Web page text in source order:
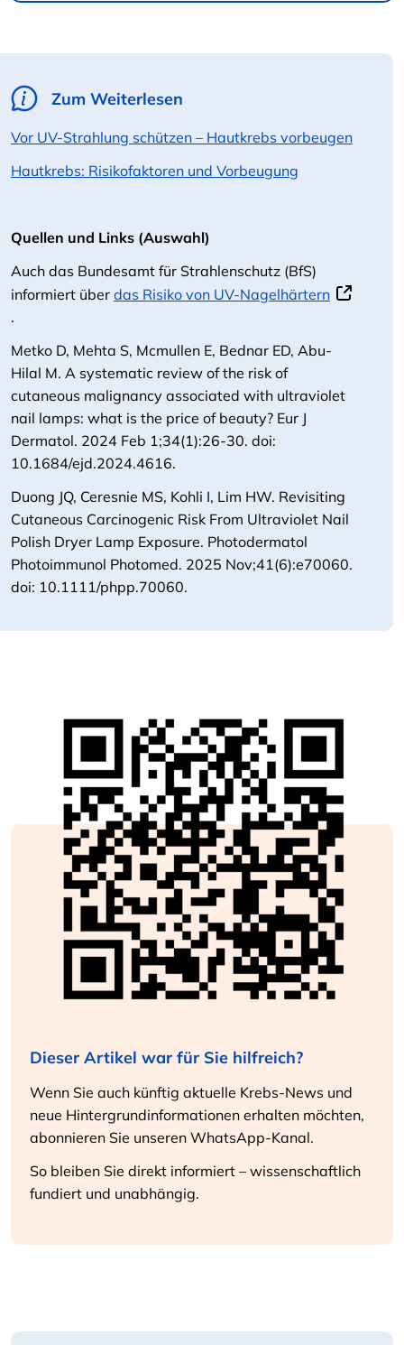
Zum Weiterlesen
Vor UV-Strahlung schützen – Hautkrebs vorbeugen
Hautkrebs: Risikofaktoren und Vorbeugung
Quellen und Links (Auswahl)
Auch das Bundesamt für Strahlenschutz (BfS)
informiert über das Risiko von UV-Nagelhärtern
.
Metko D, Mehta S, Mcmullen E, Bednar ED, Abu-
Hilal M. A systematic review of the risk of
cutaneous malignancy associated with ultraviolet
nail lamps: what is the price of beauty? Eur J
Dermatol. 2024 Feb 1;34(1):26-30. doi:
10.1684/ejd.2024.4616.
Duong JQ, Ceresnie MS, Kohli I, Lim HW. Revisiting
Cutaneous Carcinogenic Risk From Ultraviolet Nail
Polish Dryer Lamp Exposure. Photodermatol
Photoimmunol Photomed. 2025 Nov;41(6):e70060.
doi: 10.1111/phpp.70060.
Dieser Artikel war für Sie hilfreich?
Wenn Sie auch künftig aktuelle Krebs-News und
neue Hintergrundinformationen erhalten möchten,
abonnieren Sie unseren WhatsApp-Kanal.
So bleiben Sie direkt informiert – wissenschaftlich
fundiert und unabhängig.